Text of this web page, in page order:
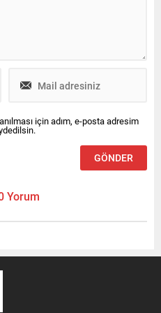
için adım, e-posta adresim
Yorum